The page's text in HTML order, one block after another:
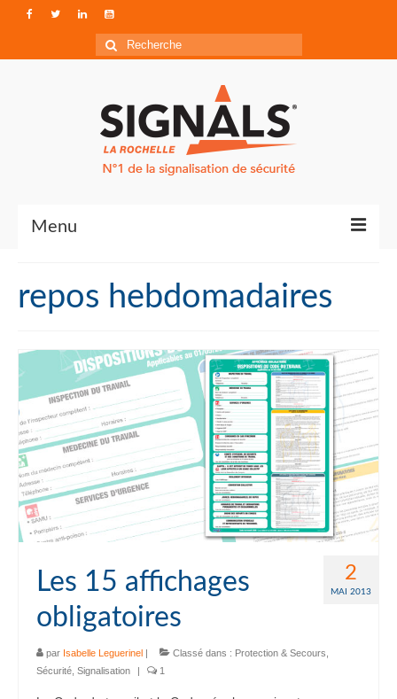
Rechercher
:
Menu
Qui sommes-nous ?
Accéder à Signals
repos hebdomadaires
2
MAI 2013
Les 15 affichages
obligatoires
par Isabelle Leguerinel | Classé dans : Protection & Secours
Sécurité Signalisation | 1